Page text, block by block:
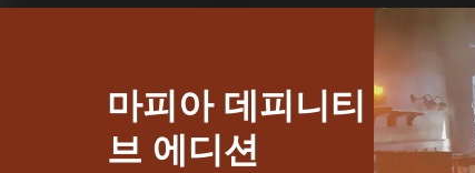
마피아 데피니티
브 에디션